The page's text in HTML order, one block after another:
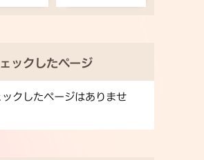
ックしたページ
クしたページはありませ